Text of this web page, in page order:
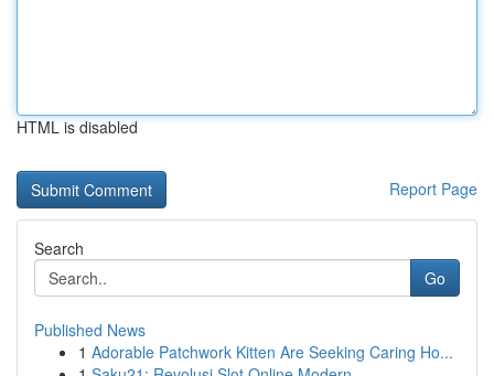
HTML is disabled
Report Page
Search
Go
Published News
1 Adorable Patchwork Kitten Are Seeking Caring Ho...